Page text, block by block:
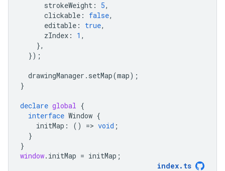
strokeWeight : 5,
clickable : false,
editable : true,
zIndex : 1 ,
},
});
drawingManager . setMap(map);
}
declare global {
interface Window {
initMap : () => void ;
}
}
window. initMap = initMap ;
index. ts